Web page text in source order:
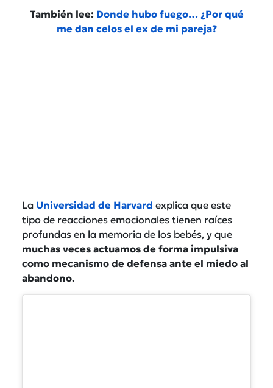
También lee: Donde hubo fuego… ¿Por qué
me dan celos el ex de mi pareja?
La Universidad de Harvard explica que este
tipo de reacciones emocionales tienen raíces
profundas en la memoria de los bebés, y que
muchas veces actuamos de forma impulsiva
como mecanismo de defensa ante el miedo al
abandono.